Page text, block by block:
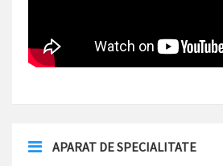
APARAT DE SPECIALITATE